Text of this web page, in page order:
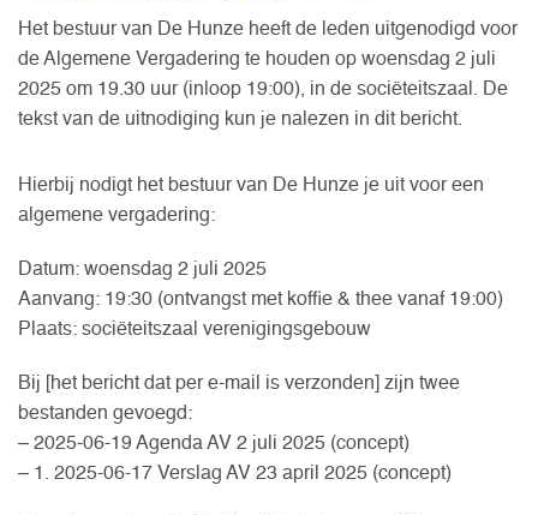
Het bestuur van De Hunze heeft de leden uitgenodigd voor
de Algemene Vergadering te houden op woensdag 2 juli
2025 om 19.30 uur (inloop 19:00), in de sociëteitszaal. De
tekst van de uitnodiging kun je nalezen in dit bericht.
Hierbij nodigt het bestuur van De Hunze je uit voor een
algemene vergadering:
Datum: woensdag 2 juli 2025
Aanvang: 19:30 (ontvangst met koffie & thee vanaf 19:00)
Plaats: sociëteitszaal verenigingsgebouw
Bij [het bericht dat per e-mail is verzonden] zijn twee
bestanden gevoegd:
– 2025-06-19 Agenda AV 2 juli 2025 (concept)
– 1. 2025-06-17 Verslag AV 23 april 2025 (concept)